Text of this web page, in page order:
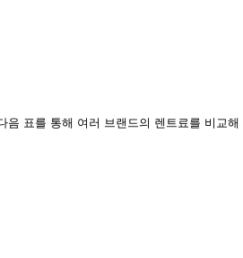
표를 통해 여러 브랜드의 렌트료를 비교해